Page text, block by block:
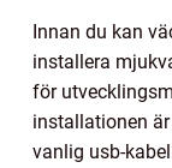
Innan du kan
installera
för
installationen
vanlig usb-